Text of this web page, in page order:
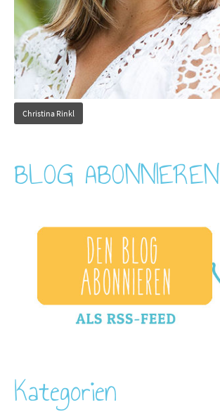
Christina Rinkl
BLOG ABONNIEREN
Kategorien